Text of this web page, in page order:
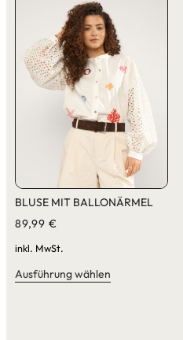
BLUSE MIT BALLONÄRMEL
89,99 €
inkl. MwSt.
Ausführung wählen